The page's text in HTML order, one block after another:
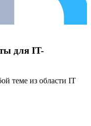
для IT-
теме из области IT